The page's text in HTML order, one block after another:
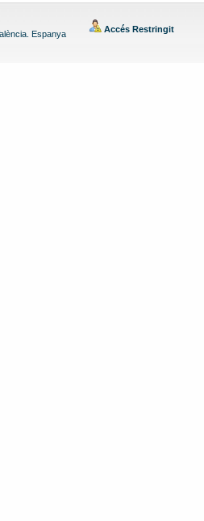
Espanya
Accés Restringit